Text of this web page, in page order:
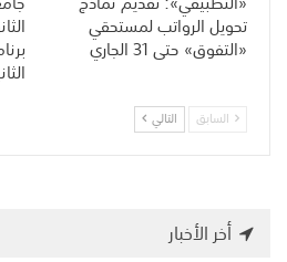
تحويل الرواتب لمستحقي
«التفوق» حتى 31 الجاري
السابق التالي
أخر الأخبار